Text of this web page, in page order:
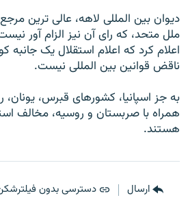
ديوان بين المللی لاهه، عالی ترين
ملل متحد، که رای آن نيز الزام آور
اعلام کرد که اعلام استقلال يک جانبه
ناقض قوانين بين المللی نيست.
به جز اسپانيا، کشورهای قبرس، يونان،
همراه با صربستان و روسيه، مخالف
هستند.
ارسال دسترسی بدون